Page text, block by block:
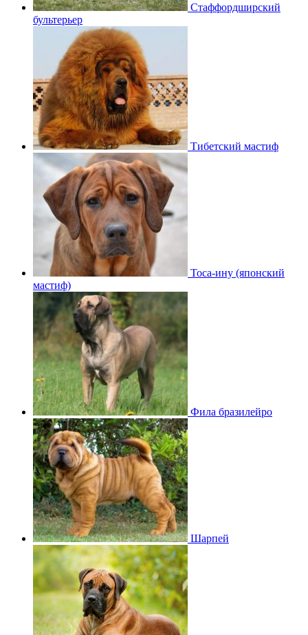
Стаффордширский
бультерьер
Тибетский мастиф
Тоса-ину (японский
мастиф)
Фила бразилейро
Шарпей